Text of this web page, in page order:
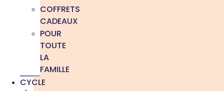
COFFRETS
CADEAUX
POUR
TOUTE
LA
FAMILLE
CYCLE